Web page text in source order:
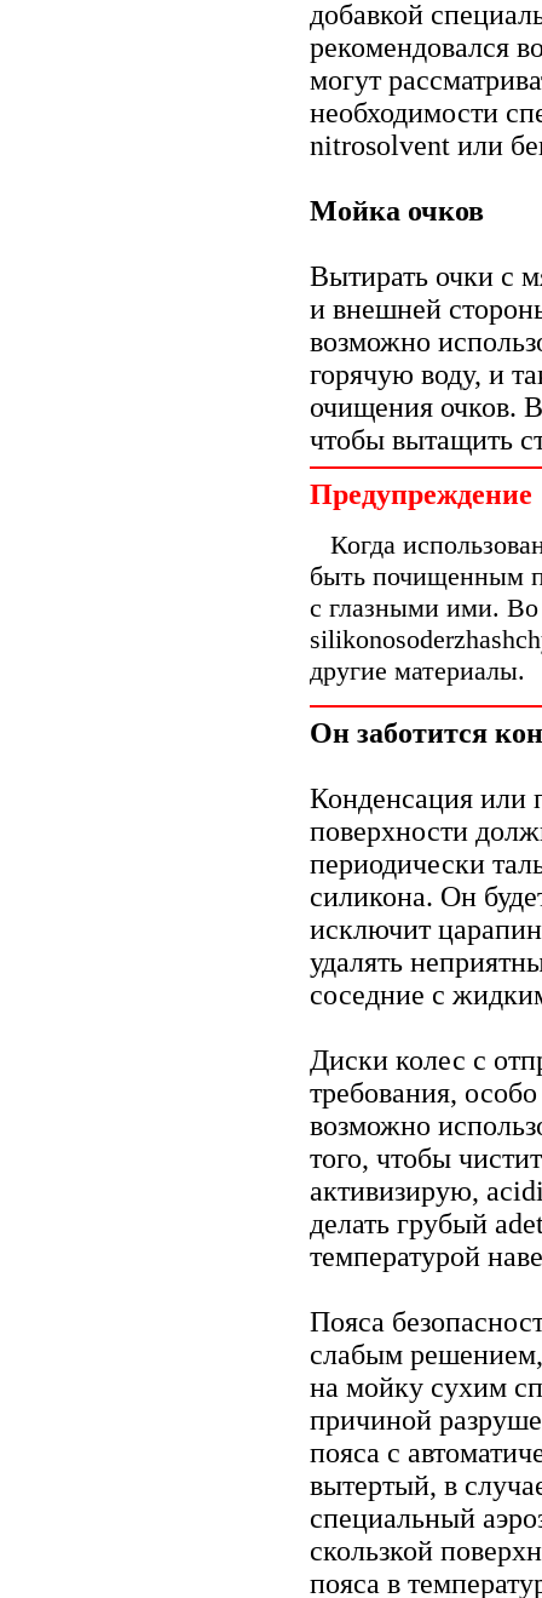
добавкой
рекомендовался
могут
необходимости
nitrosolvent или
Мойка очков
Вытирать очки с
и внешней
возможно
горячую воду, и
очищения очков.
чтобы вытащить
Предупреждение
Когда
быть почищенным
с глазными ими. Во
другие материалы.
Он заботится
Конденсация или
поверхности
периодически
силикона. Он
исключит
удалять
соседние с
Диски колес с
требования,
возможно
того, чтобы
активизирую,
делать грубый
температурой
Пояса
слабым
на мойку сухим
причиной
пояса с
вытертый, в
специальный
скользкой
пояса в